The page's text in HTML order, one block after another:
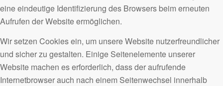
eine eindeutige Identifizierung des Browsers beim erneuten
Aufrufen der Website ermöglichen.
Wir setzen Cookies ein, um unsere Website nutzerfreundlicher
und sicher zu gestalten. Einige Seitenelemente unserer
Website machen es erforderlich, dass der aufrufende
Internetbrowser auch nach einem Seitenwechsel innerhalb